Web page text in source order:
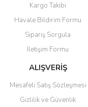
diye küçük
hoş
oldu
2026
Kargo Takibi
Havale Bildirim Formu
Sipariş Sorgula
İletişim Formu
ALIŞVERİŞ
Mesafeli Satış Sözleşmesi
Gizlilik ve Güvenlik